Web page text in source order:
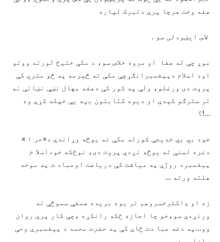
هغه وخت هرچا پرې دتبرک لپاره
لاس ایښودلی سو .
موږ چې له صفا او مروه خلاص سو، د مکې ختیځ لورته ووتو
اود اسلام دپېغمبرانګړچې مکې ته څېرمه په څو متري کې
پروت دی ورغلو، ولې په کور کې دهغه مهال نښې نښانې نه
تر سترګو کېدې او دیوه کتابتون بڼه یې خپله کړې وه
…!؟
خود بي بي خدېجې کورله مکې نه یوڅه وړاندې د«حر ا »
دغره لمنې ته یوڅه نږدې پروت دی، نوځکه خوداسلا م
پیغمبرد روژې په میاشت کې دریاضت اوعباد ت په موخه
هلته ورته …
زه او ډاکترخسروهم تر یوه بریده همغې سموڅې ته
ورنږدې سو،خو چا اجازه ځکه رانکړه ،چې کار پرې روان
وو…په دغه عبا دت ځاې کې په حضرت محمد د پیغمبرې وحې